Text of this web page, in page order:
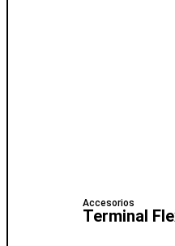
Accesorios
Terminal